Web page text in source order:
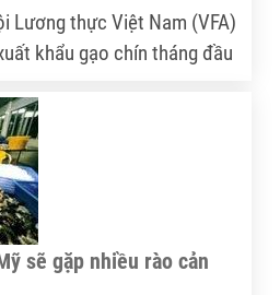
Lương thực Việt Nam (VFA)
khẩu gạo chín tháng đầu
giá thấp, lúc giá tăng thì
sẽ gặp nhiều rào cản